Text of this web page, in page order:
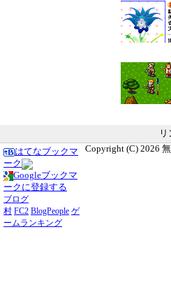
リ
はてなブックマ
ーク
Googleブックマ
ークに登録する
ブログ
村 FC2 BlogPeople ゲ
ームランキング
Copyright (C) 2026